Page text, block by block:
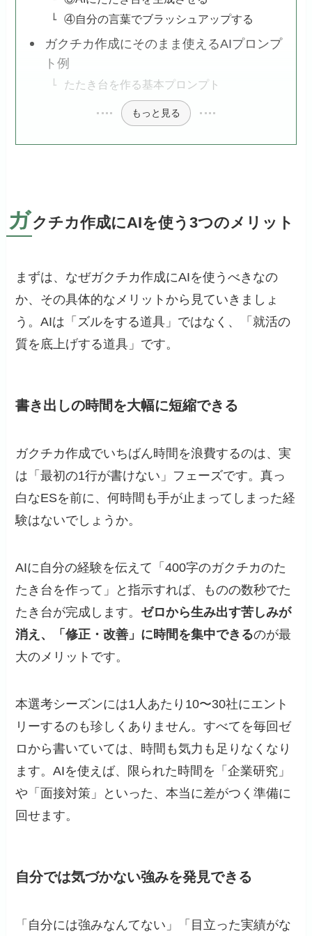
④自分の言葉でブラッシュアップする
ガクチカ作成にそのまま使えるAIプロンプ
ト例
たたき台を作る基本プロンプト
もっと見る
ガクチカ作成にAIを使う3つのメリット
まずは、なぜガクチカ作成にAIを使うべきなの
か、その具体的なメリットから見ていきましょ
う。AIは「ズルをする道具」ではなく、「就活の
質を底上げする道具」です。
書き出しの時間を大幅に短縮できる
ガクチカ作成でいちばん時間を浪費するのは、実
は「最初の1行が書けない」フェーズです。真っ
白なESを前に、何時間も手が止まってしまった経
験はないでしょうか。
AIに自分の経験を伝えて「400字のガクチカのた
たき台を作って」と指示すれば、ものの数秒でた
たき台が完成します。 ゼロから生み出す苦しみが
消え、「修正・改善」に時間を集中できるのが最
大のメリットです。
本選考シーズンには1人あたり10〜30社にエント
リーするのも珍しくありません。すべてを毎回ゼ
ロから書いていては、時間も気力も足りなくなり
ます。AIを使えば、限られた時間を「企業研究」
や「面接対策」といった、本当に差がつく準備に
回せます。
自分では気づかない強みを発見できる
「自分には強みなんてない」「目立った実績がな